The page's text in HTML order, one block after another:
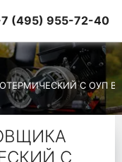
(495) 955-72-40
С ОУП
С